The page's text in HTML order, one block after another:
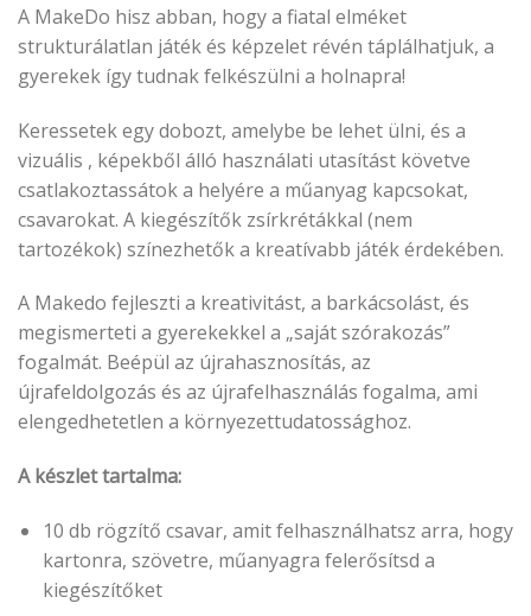
A MakeDo hisz abban, hogy a fiatal elméket
strukturálatlan játék és képzelet révén táplálhatjuk, a
gyerekek így tudnak felkészülni a holnapra!
Keressetek egy dobozt, amelybe be lehet ülni, és a
vizuális , képekből álló használati utasítást követve
csatlakoztassátok a helyére a műanyag kapcsokat,
csavarokat. A kiegészítők zsírkrétákkal (nem
tartozékok) színezhetők a kreatívabb játék érdekében.
A Makedo fejleszti a kreativitást, a barkácsolást, és
megismerteti a gyerekekkel a „saját szórakozás”
fogalmát. Beépül az újrahasznosítás, az
újrafeldolgozás és az újrafelhasználás fogalma, ami
elengedhetetlen a környezettudatossághoz.
A készlet tartalma:
10 db rögzítő csavar, amit felhasználhatsz arra, hogy
kartonra, szövetre, műanyagra felerősítsd a
kiegészítőket